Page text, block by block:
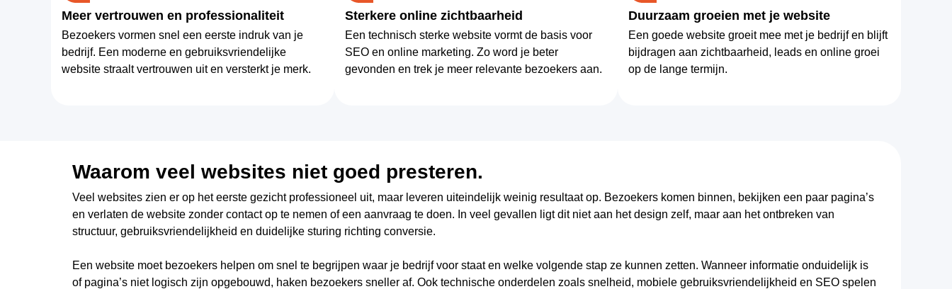
Meer vertrouwen en professionaliteit
Bezoekers vormen snel een eerste indruk van je
bedrijf. Een moderne en gebruiksvriendelijke
website straalt vertrouwen uit en versterkt je merk.
Sterkere online zichtbaarheid
Een technisch sterke website vormt de basis voor
SEO en online marketing. Zo word je beter
gevonden en trek je meer relevante bezoekers aan.
Duurzaam groeien met je website
Een goede website groeit mee met je bedrijf en blijft
bijdragen aan zichtbaarheid, leads en online groei
op de lange termijn.
Waarom veel websites niet goed presteren.
Veel websites zien er op het eerste gezicht professioneel uit, maar leveren uiteindelijk weinig resultaat op. Bezoekers komen binnen, bekijken een paar pagina’s
en verlaten de website zonder contact op te nemen of een aanvraag te doen. In veel gevallen ligt dit niet aan het design zelf, maar aan het ontbreken van
structuur, gebruiksvriendelijkheid en duidelijke sturing richting conversie.
Een website moet bezoekers helpen om snel te begrijpen waar je bedrijf voor staat en welke volgende stap ze kunnen zetten. Wanneer informatie onduidelijk is
of pagina’s niet logisch zijn opgebouwd, haken bezoekers sneller af. Ook technische onderdelen zoals snelheid, mobiele gebruiksvriendelijkheid en SEO spelen